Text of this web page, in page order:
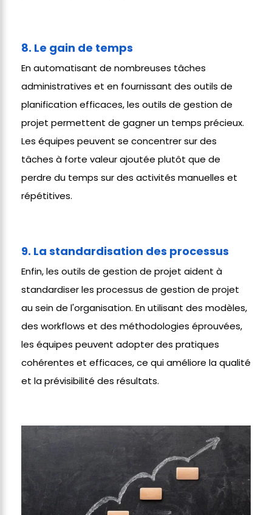
8. Le gain de temps
En automatisant de nombreuses tâches
administratives et en fournissant des outils de
planification efficaces, les outils de gestion de
projet permettent de gagner un temps précieux.
Les équipes peuvent se concentrer sur des
tâches à forte valeur ajoutée plutôt que de
perdre du temps sur des activités manuelles et
répétitives.
9. La standardisation des processus
Enfin, les outils de gestion de projet aident à
standardiser les processus de gestion de projet
au sein de l'organisation. En utilisant des modèles,
des workflows et des méthodologies éprouvées,
les équipes peuvent adopter des pratiques
cohérentes et efficaces, ce qui améliore la qualité
et la prévisibilité des résultats.